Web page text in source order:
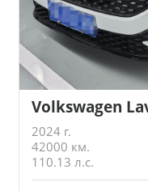
Volkswagen
2024 г.
42000 км.
110.13 л.с.